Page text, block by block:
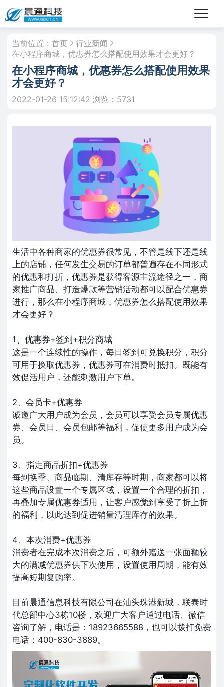
当前位置： 首页
行业新闻
在小程序商城，优惠券怎么搭配使用效果才会更好？
在小程序商城，优惠券怎么搭配使用效果
才会更好？
2022-01-26 15:12:42 浏览：5731
生活中各种商家的优惠券很常见，不管是线下还是线
上的店铺，任何发生交易的订单都普遍存在不同形式
的优惠和打折，优惠券是获得客源主流途径之一，商
家推广商品、打造爆款等营销活动都可以配合优惠券
进行，那么在小程序商城，优惠券怎么搭配使用效果
才会更好？
1、优惠券+签到+积分商城
这是一个连续性的操作，每日签到可兑换积分，积分
可用于换取优惠券，优惠券可在消费时抵扣。既能有
效促活用户，还能刺激用户下单。
2、会员卡+优惠券
诚邀广大用户成为会员，会员可以享受会员专属优惠
券、会员日、会员包邮等福利，促使更多用户成为会
员。
3、指定商品折扣+优惠券
每到换季、商品临期、清库存等时期，商家都可以将
这些商品设置一个专属区域，设置一个合理的折扣，
再叠加专属优惠券适用，让客户感觉到享受了折上折
的福利，以此达到促进销量清理库存的效果。
4、本次消费+优惠券
消费者在完成本次消费之后，可额外赠送一张面额较
大的满减优惠券供下次使用，设置使用周期，能有效
提高短期复购率。
目前晨通信息科技有限公司在汕头珠港新城，联泰时
代总部中心3栋10楼，欢迎广大客户通过电话、微信
咨询了解，电话是：18923665588，也可以拨打免费
电话：400-830-3889。